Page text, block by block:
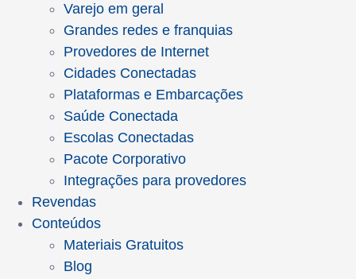
Varejo em geral
Grandes redes e franquias
Provedores de Internet
Cidades Conectadas
Plataformas e Embarcações
Saúde Conectada
Escolas Conectadas
Pacote Corporativo
Integrações para provedores
Revendas
Conteúdos
Materiais Gratuitos
Blog